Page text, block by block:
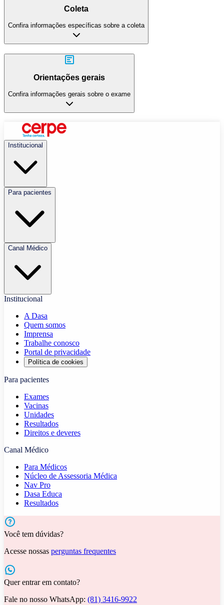
Coleta
Confira informações específicas sobre a coleta
Orientações gerais
Confira informações gerais sobre o exame
Institucional
Para pacientes
Canal Médico
Institucional
A Dasa
Quem somos
Imprensa
Trabalhe conosco
Portal de privacidade
Política de cookies
Para pacientes
Exames
Vacinas
Unidades
Resultados
Direitos e deveres
Canal Médico
Para Médicos
Núcleo de Assessoria Médica
Nav Pro
Dasa Educa
Resultados
Você tem dúvidas?
Acesse nossas perguntas frequentes
Quer entrar em contato?
Fale no nosso WhatsApp: (81) 3416-9922